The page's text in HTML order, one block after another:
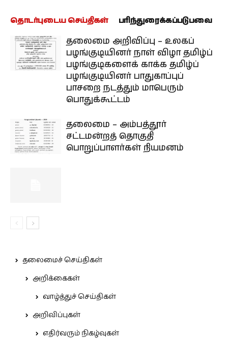
தொடர்புடைய செய்திகள் பரிந்துரைக்கப்படுபவை
தலைமை அறிவிப்பு – உலகப்
பழங்குடியினர் நாள் விழா தமிழ்ப்
பழங்குடிகளைக் காக்க தமிழ்ப்
பழங்குடியினர் பாதுகாப்புப்
பாசறை நடத்தும் மாபெரும்
பொதுக்கூட்டம்
தலைமை – அம்பத்தூர்
சட்டமன்றத் தொகுதி
பொறுப்பாளர்கள் நியமனம்
தலைமைச் செய்திகள்
அறிக்கைகள்
வாழ்த்துச் செய்திகள்
அறிவிப்புகள்
எதிர்வரும் நிகழ்வுகள்